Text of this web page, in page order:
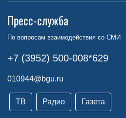
Пресс-служба
По вопросам взаимодействия со СМИ
+7 (3952) 500-008*629
010944@bgu.ru
ТВ Радио Газета